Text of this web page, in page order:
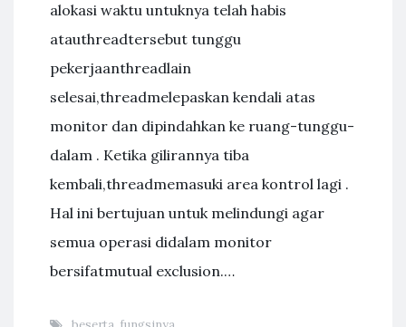
alokasi waktu untuknya telah habis
atauthreadtersebut tunggu
pekerjaanthreadlain
selesai,threadmelepaskan kendali atas
monitor dan dipindahkan ke ruang-tunggu-
dalam . Ketika gilirannya tiba
kembali,threadmemasuki area kontrol lagi .
Hal ini bertujuan untuk melindungi agar
semua operasi didalam monitor
bersifatmutual exclusion.…